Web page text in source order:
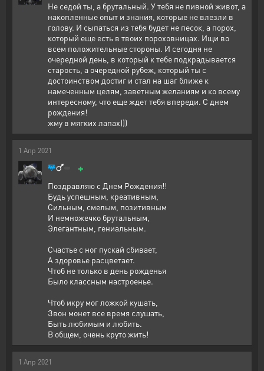
Не седой ты, а брутальный. У тебя не пивной живот, а
накопленные опыт и знания, которые не влезли в
голову. И сыпаться из тебя будет не песок, а порох,
который еще есть в твоих пороховницах. Ищи во
всем положительные стороны. И сегодня не
очередной день, в который к тебе подкрадывается
старость, а очередной рубеж, который ты с
достоинством достиг и стал на шаг ближе к
намеченным целям, заветным желаниям и ко всему
интересному, что еще ждет тебя впереди. С днем
рождения!
жму в мягких лапах)))
1 Апр 2021
+
Поздравляю с Днем Рождения!!
Будь успешным, креативным,
Сильным, смелым, позитивным
И немножечко брутальным,
Элегантным, гениальным.
Счастье с ног пускай сбивает,
А здоровье расцветает.
Чтоб не только в день рожденья
Было классным настроенье.
Чтоб икру мог ложкой кушать,
Звон монет все время слушать,
Быть любимым и любить.
В общем, очень круто жить!
1 Апр 2021